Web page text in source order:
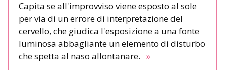
Capita se all'improvviso viene esposto al sole
per via di un errore di interpretazione del
cervello, che giudica l'esposizione a una fonte
luminosa abbagliante un elemento di disturbo
che spetta al naso allontanare. »